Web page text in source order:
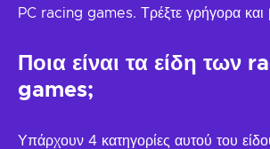
PC racing games. Τρέξτε γρήγορα και
Ποια είναι τα είδη των
games;
Υπάρχουν 4 κατηγορίες αυτού του